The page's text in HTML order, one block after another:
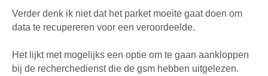
Verder denk ik niet dat het parket moeite gaat doen om
data te recupereren voor een veroordeelde.
Het lijkt met mogelijks een optie om te gaan aankloppen
bij de recherchedienst die de gsm hebben uitgelezen.